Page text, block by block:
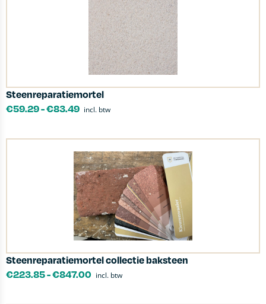
Steenreparatiemortel
€59.29-€83.49 incl. btw
Steenreparatiemortel collectie baksteen
€223.85-€847.00 incl. btw